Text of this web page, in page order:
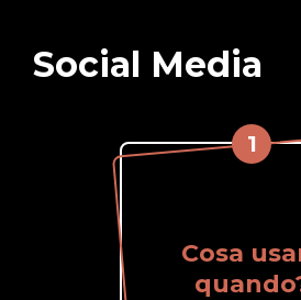
Social Media
1
Cosa